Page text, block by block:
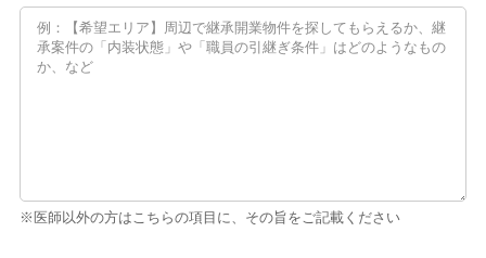
※医師以外の方はこちらの項目に、その旨をご記載ください